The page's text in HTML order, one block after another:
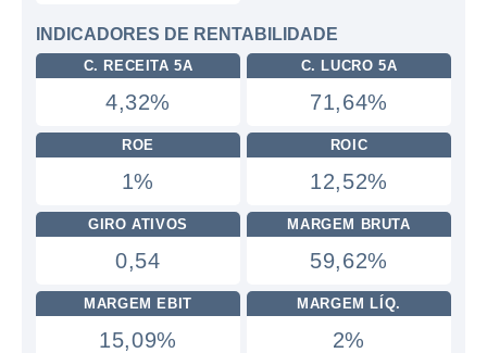
INDICADORES DE RENTABILIDADE
C. RECEITA 5A
4,32%
C. LUCRO 5A
71,64%
ROE
1%
ROIC
12,52%
GIRO ATIVOS
0,54
MARGEM BRUTA
59,62%
MARGEM EBIT
15,09%
MARGEM LÍQ.
2%